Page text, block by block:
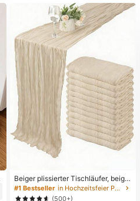
Beiger plissierter Tischläufer, beige
Tischdecke, Geburtstagsfeier-Zub
ehör, Geburtstagsdekoration, hellbr
#1 Bestseller
in Hochzeitsfeier Party-Tischdecke
(500+)